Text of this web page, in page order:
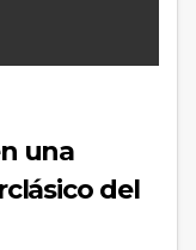
una
del